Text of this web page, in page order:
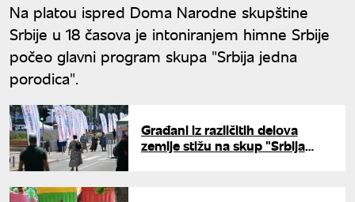
Na platou ispred Doma Narodne skupštine
Srbije u 18 časova je intoniranjem himne Srbije
počeo glavni program skupa "Srbija jedna
porodica".
Građani iz različitih delova
zemlje stižu na skup "Srbija